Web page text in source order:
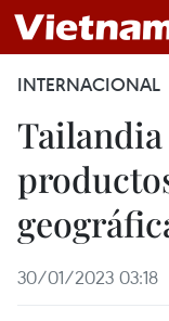
INTERNACIONAL
30/01/2023 03:18